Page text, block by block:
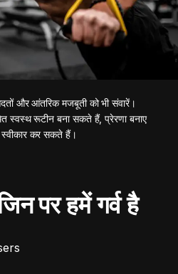
और आंतरिक मजबूती को भी संवारें।
रूटीन बना सकते हैं, प्रेरणा बनाए
कर सकते हैं।
पर हमें गर्व है